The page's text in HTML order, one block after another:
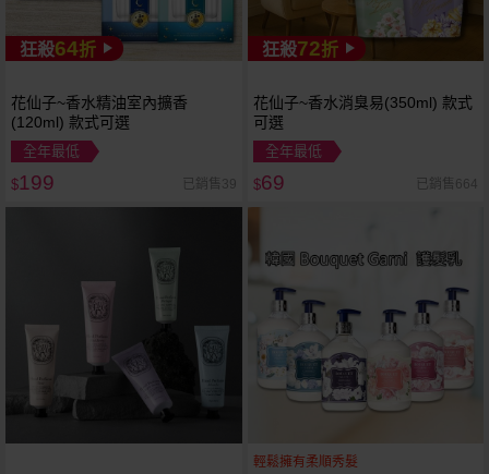
狂殺64折
花仙子~香水精油室內擴香
(120ml) 款式可選
全年最低
$199 已銷售39
狂殺72折
花仙子~香水消臭易(350ml) 款式
可選
全年最低
$69 已銷售664
輕鬆擁有柔順秀髮